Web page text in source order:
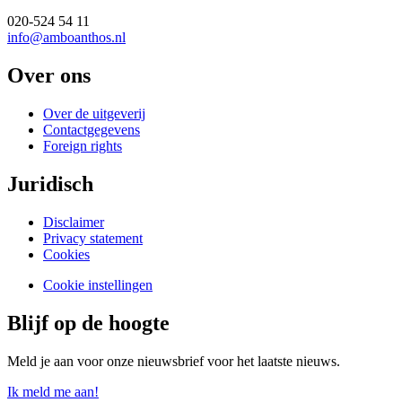
020-524 54 11
info@amboanthos.nl
Over ons
Over de uitgeverij
Contactgegevens
Foreign rights
Juridisch
Disclaimer
Privacy statement
Cookies
Cookie instellingen
Blijf op de hoogte
Meld je aan voor onze nieuwsbrief voor het laatste nieuws.
Ik meld me aan!